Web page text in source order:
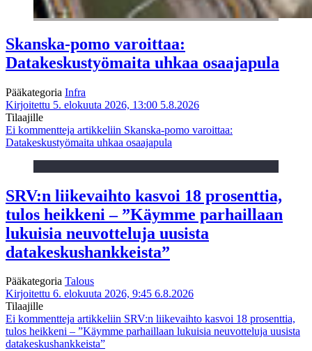
Skanska-pomo varoittaa:
Datakeskustyömaita uhkaa osaajapula
Pääkategoria Infra
Kirjoitettu 5. elokuuta 2026, 13:00 5.8.2026
Tilaajille
Ei kommentteja artikkeliin Skanska-pomo varoittaa:
Datakeskustyömaita uhkaa osaajapula
SRV:n liikevaihto kasvoi 18 prosenttia,
tulos heikkeni – ”Käymme parhaillaan
lukuisia neuvotteluja uusista
datakeskushankkeista”
Pääkategoria Talous
Kirjoitettu 6. elokuuta 2026, 9:45 6.8.2026
Tilaajille
Ei kommentteja artikkeliin SRV:n liikevaihto kasvoi 18 prosenttia,
tulos heikkeni – ”Käymme parhaillaan lukuisia neuvotteluja uusista
datakeskushankkeista”